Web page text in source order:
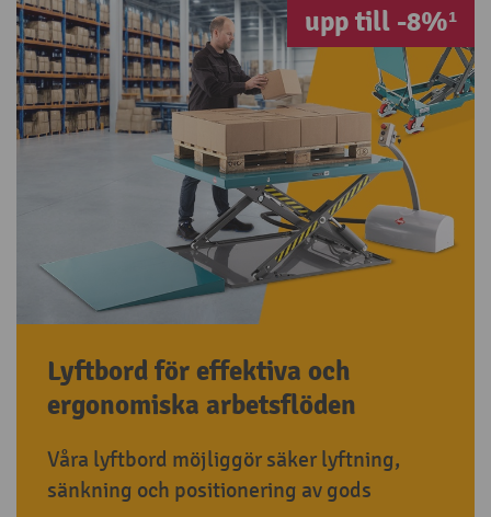
upp till -8%¹
Lyftbord för effektiva och
ergonomiska arbetsflöden
Våra lyftbord möjliggör säker lyftning,
sänkning och positionering av gods